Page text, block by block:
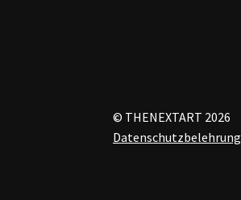
© THENEXTART 2026
Datenschutzbelehrung